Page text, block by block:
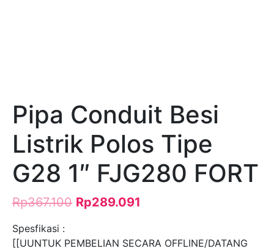
Pipa Conduit Besi
Listrik Polos Tipe
G28 1″ FJG280 FORT
Rp367.100 Rp289.091
Spesfikasi :
[[UUNTUK PEMBELIAN SECARA OFFLINE/DATANG